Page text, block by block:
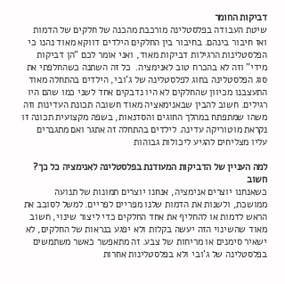
דביקות החומר
שיטת העבודה בפלסטלינה מורכבת מהכנה של חלקים של הדמות
ואז חיבור בינהם. בחיבור בין החלקים הילדים דווקא מאוד נהנו כי
הפלסטלינות הרגילות דביקות מאוד, ואני אומר לכם "הן דביקות
מידי" וזה לא בהכרח טוב לאנימציה. כל זה השתנה כשהחלפתי את
סוג הפלסטלינה בחוג לפלסטלינה של ג'ובי, הילדים בהתחלה מאוד
התעצבנו מכיוון שהחלקים לא היו נדבקים אחד לשני כמו שהם היו
רגילים. חשוב להבין שבאנימאציה מאוד חשובה תכונת העדינות וזה
משהו שמתפתח במהלך החוגים והסדנאות, בשפה מקצועית תכונה זו
נקראת מוטוריקה עדינה. לילדים בהתחלה זה אתגר ואם מתגברים
עליו מצליחים להגיע ליכולות גבוהות
?למה העניין של הדביקות המעודנת בפלסטלינה לאנימציה כל כך
חשוב
כשאנחנו יוצרים אנימציה, אנחנו יוצרים תמונות של תנועה
ממושכת, ולשנות את הדמות שלנו מפריים לפריים. למשל לסובב את
הראש לדמות או להחליף את אחד החלקים כדי ליצור שינוי, חשוב
מאוד שהשינוי הזה יעשה בקלות ולא יפגע בנראות של החלקים, לא
ישאיר סימנים או מריחות של צבע. זה מתאפשר כאשר משתמשים
בפלסטלינה של ג'ובי ולא בפלסטלינות אחרות